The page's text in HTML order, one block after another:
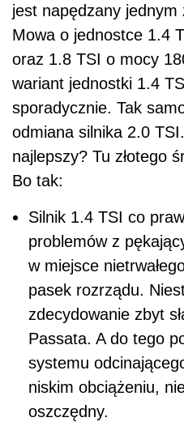
jest napędzany jednym
Mowa o jednostce 1.4
oraz 1.8 TSI o mocy
wariant jednostki 1.4
sporadycznie. Tak
odmiana silnika 2.0
najlepszy? Tu złotego
Bo tak:
Silnik 1.4 TSI co
problemów z
w miejsce
pasek rozrządu.
zdecydowanie zbyt
Passata. A do tego
systemu
niskim obciążeniu,
oszczędny.